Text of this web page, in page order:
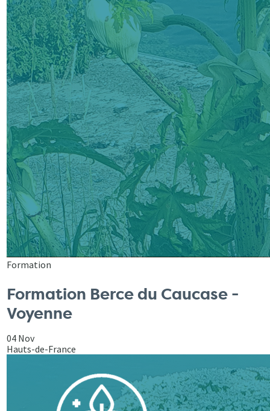
Formation
Formation Berce du Caucase -
Voyenne
04 Nov
Hauts-de-France